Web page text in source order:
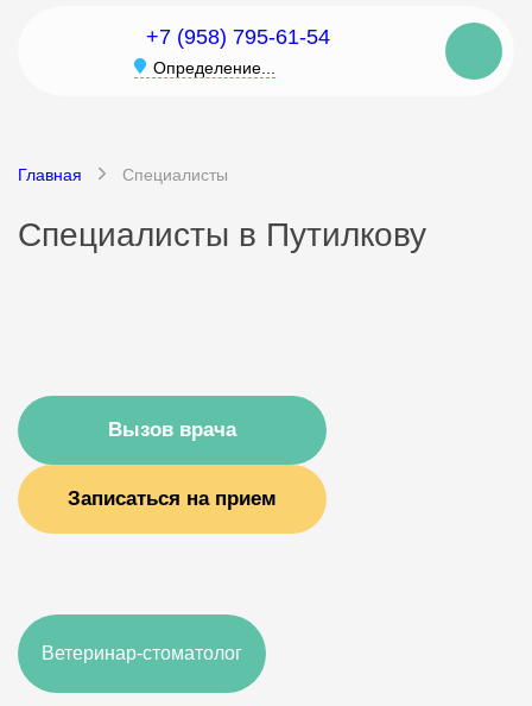
+7 (958) 795-61-54
Определение...
Главная Специалисты
Специалисты в Путилкову
Вызов врача
Записаться на прием
Ветеринар-стоматолог